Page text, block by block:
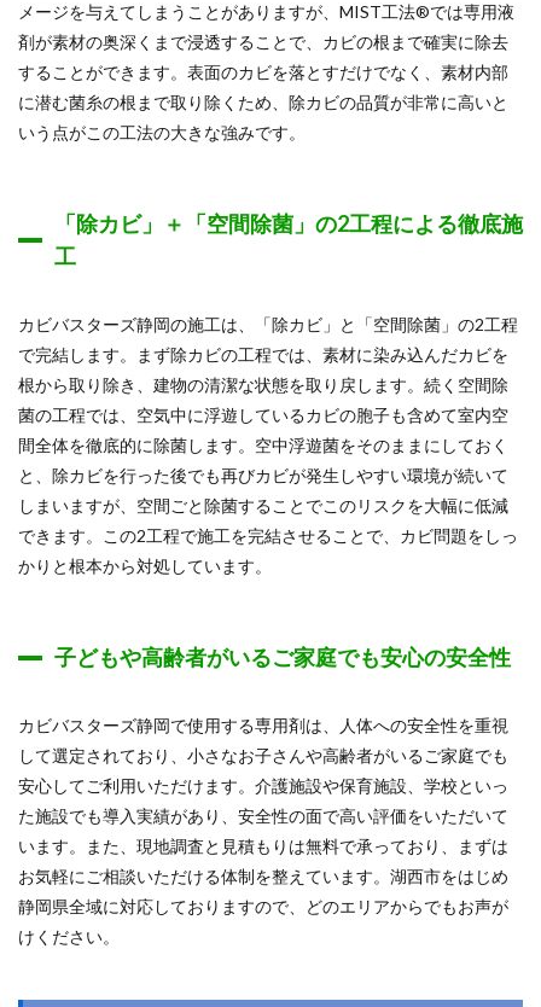
メージを与えてしまうことがありますが、MIST工法®では専用液
剤が素材の奥深くまで浸透することで、カビの根まで確実に除去
することができます。表面のカビを落とすだけでなく、素材内部
に潜む菌糸の根まで取り除くため、除カビの品質が非常に高いと
いう点がこの工法の大きな強みです。
「除カビ」＋「空間除菌」の2工程による徹底施
工
カビバスターズ静岡の施工は、「除カビ」と「空間除菌」の2工程
で完結します。まず除カビの工程では、素材に染み込んだカビを
根から取り除き、建物の清潔な状態を取り戻します。続く空間除
菌の工程では、空気中に浮遊しているカビの胞子も含めて室内空
間全体を徹底的に除菌します。空中浮遊菌をそのままにしておく
と、除カビを行った後でも再びカビが発生しやすい環境が続いて
しまいますが、空間ごと除菌することでこのリスクを大幅に低減
できます。この2工程で施工を完結させることで、カビ問題をしっ
かりと根本から対処しています。
子どもや高齢者がいるご家庭でも安心の安全性
カビバスターズ静岡で使用する専用剤は、人体への安全性を重視
して選定されており、小さなお子さんや高齢者がいるご家庭でも
安心してご利用いただけます。介護施設や保育施設、学校といっ
た施設でも導入実績があり、安全性の面で高い評価をいただいて
います。また、現地調査と見積もりは無料で承っており、まずは
お気軽にご相談いただける体制を整えています。湖西市をはじめ
静岡県全域に対応しておりますので、どのエリアからでもお声が
けください。